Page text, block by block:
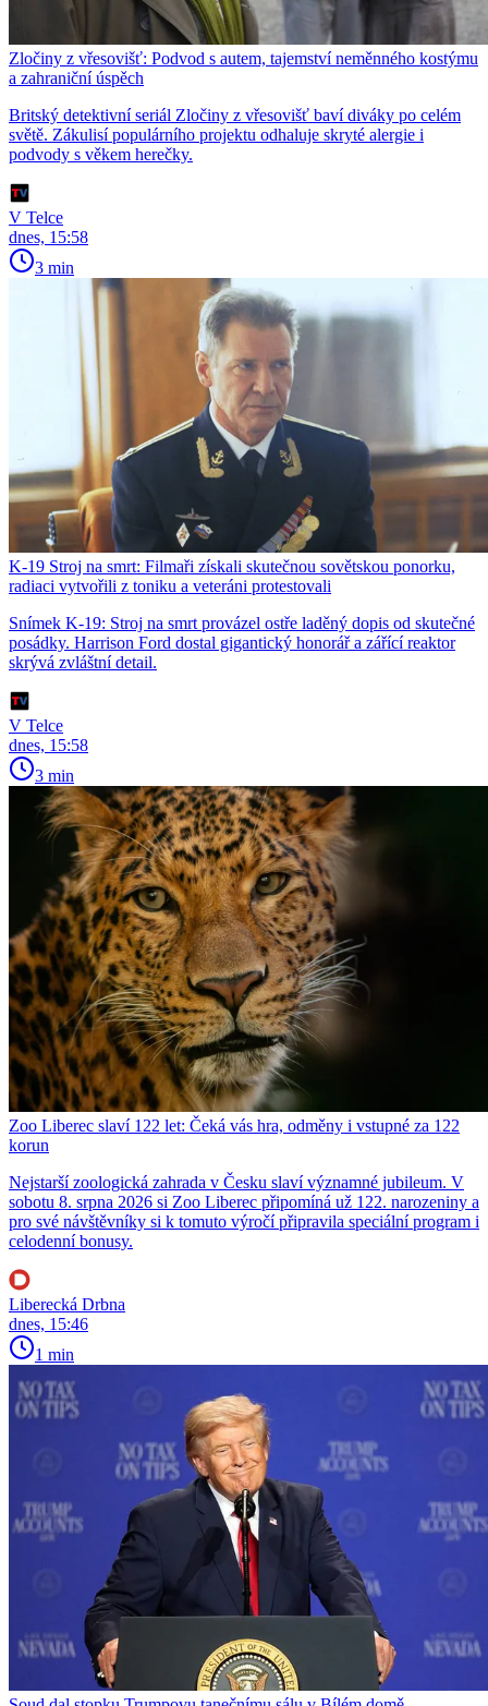
Zločiny z vřesovišť: Podvod s autem, tajemství neměnného kostýmu
a zahraniční úspěch
Britský detektivní seriál Zločiny z vřesovišť baví diváky po celém
světě. Zákulisí populárního projektu odhaluje skryté alergie i
podvody s věkem herečky.
V Telce
dnes, 15:58
3 min
K-19 Stroj na smrt: Filmaři získali skutečnou sovětskou ponorku,
radiaci vytvořili z toniku a veteráni protestovali
Snímek K-19: Stroj na smrt provázel ostře laděný dopis od skutečné
posádky. Harrison Ford dostal gigantický honorář a zářící reaktor
skrývá zvláštní detail.
V Telce
dnes, 15:58
3 min
Zoo Liberec slaví 122 let: Čeká vás hra, odměny i vstupné za 122
korun
Nejstarší zoologická zahrada v Česku slaví významné jubileum. V
sobotu 8. srpna 2026 si Zoo Liberec připomíná už 122. narozeniny a
pro své návštěvníky si k tomuto výročí připravila speciální program i
celodenní bonusy.
Liberecká Drbna
dnes, 15:46
1 min